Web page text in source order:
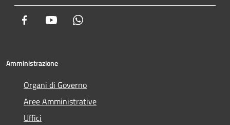
Facebook Youtube
Amministrazione
Organi di Governo
Aree Amministrative
Uffici